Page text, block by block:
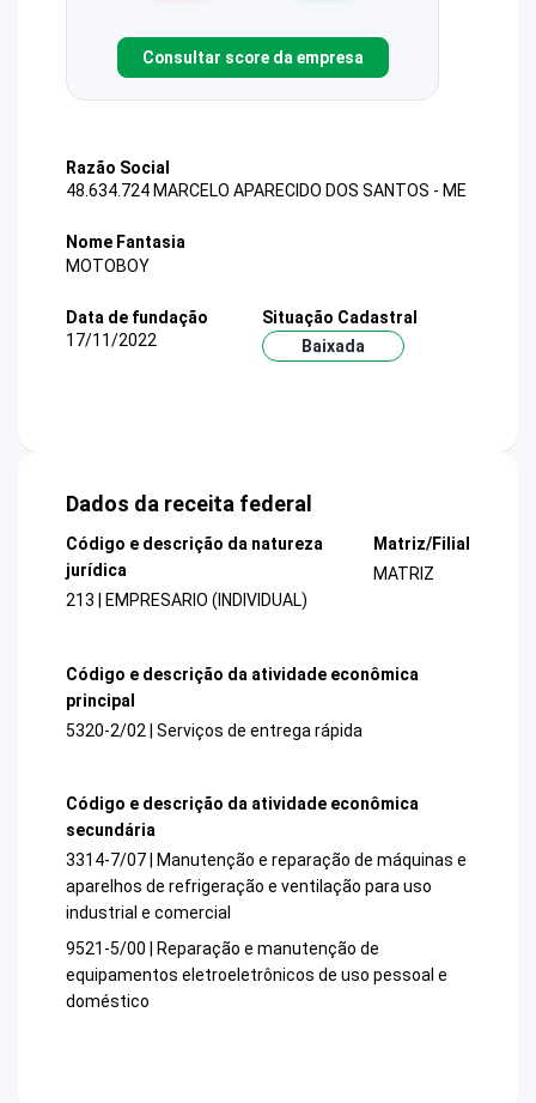
Consultar score da empresa
Razão Social
48.634.724 MARCELO APARECIDO DOS SANTOS - ME
Nome Fantasia
MOTOBOY
Data de fundação
17/11/2022
Situação Cadastral
Baixada
Dados da receita federal
Código e descrição da natureza
jurídica
213 | EMPRESARIO (INDIVIDUAL)
Matriz/Filial
MATRIZ
Código e descrição da atividade econômica
principal
5320-2/02 | Serviços de entrega rápida
Código e descrição da atividade econômica
secundária
3314-7/07 | Manutenção e reparação de máquinas e
aparelhos de refrigeração e ventilação para uso
industrial e comercial
9521-5/00 | Reparação e manutenção de
equipamentos eletroeletrônicos de uso pessoal e
doméstico